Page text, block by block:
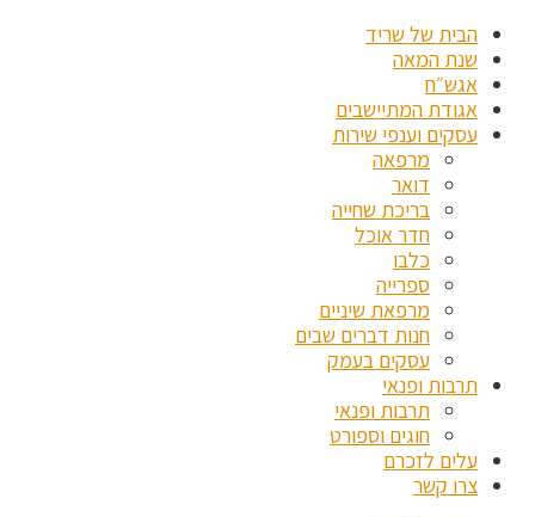
הבית של שריד
שנת המאה
אגש״ח
אגודת המתיישבים
עסקים וענפי שירות
מרפאה
דואר
בריכת שחייה
חדר אוכל
כלבו
ספרייה
מרפאת שיניים
חנות דברים שבים
עסקים בעמק
תרבות ופנאי
תרבות ופנאי
חוגים וספורט
עלים לזכרם
צרו קשר